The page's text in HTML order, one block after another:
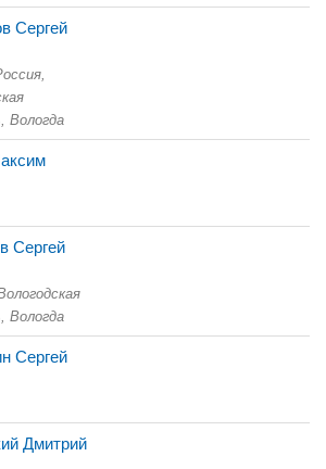
Сергей
Вологда
Сергей
Вологда
Сергей
Дмитрий